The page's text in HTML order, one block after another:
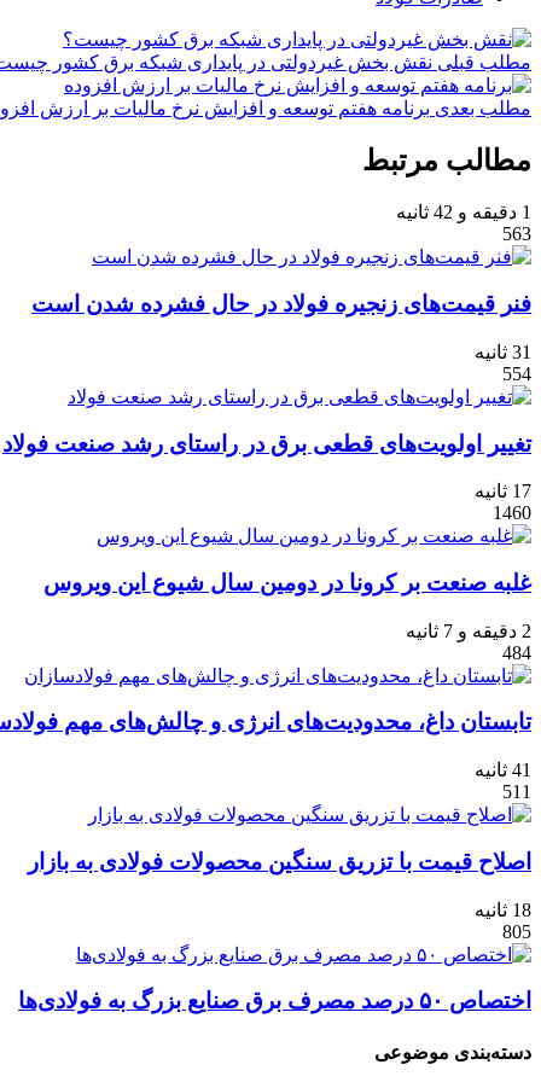
مطلب قبلی نقش‌ بخش غیردولتی در پایداری شبکه برق کشور
مطلب بعدی برنامه هفتم توسعه و افزایش نرخ مالیات بر ارزش
مطالب مرتبط
1 دقیقه و 42 ثانیه
563
فنر قیمت‌های زنجیره فولاد در حال فشرده شدن است
31 ثانیه
554
تغییر اولویت‌های قطعی برق در راستای رشد صنعت فولاد
17 ثانیه
1460
غلبه صنعت بر کرونا در دومین سال شیوع این ویروس
2 دقیقه و 7 ثانیه
484
تابستان داغ، محدودیت‌های انرژی و چالش‌های مهم
41 ثانیه
511
اصلاح قیمت با تزریق سنگین محصولات فولادی به بازار
18 ثانیه
805
اختصاص ۵۰ درصد مصرف برق صنایع بزرگ به فولادی‌ها
دسته‌بندی موضوعی